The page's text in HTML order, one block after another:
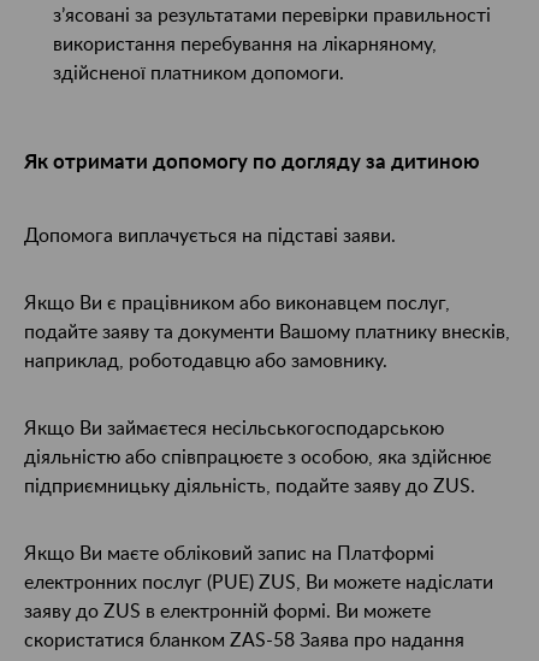
з’ясовані за результатами перевірки правильності
використання перебування на лікарняному,
здійсненої платником допомоги.
Як отримати допомогу по догляду за дитиною
Допомога виплачується на підставі заяви.
Якщо Ви є працівником або виконавцем послуг,
подайте заяву та документи Вашому платнику внесків,
наприклад, роботодавцю або замовнику.
Якщо Ви займаєтеся несільськогосподарською
діяльністю або співпрацюєте з особою, яка здійснює
підприємницьку діяльність, подайте заяву до ZUS.
Якщо Ви маєте обліковий запис на Платформі
електронних послуг (PUE) ZUS, Ви можете надіслати
заяву до ZUS в електронній формі. Ви можете
скористатися бланком ZAS-58 Заява про надання